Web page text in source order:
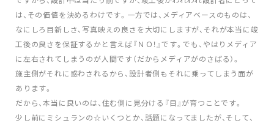
は、その価値を決めるわけです。一方では、メディアベースのものは、
なにしろ目新しさ、写真映えの良さを大切にしますが、それが本当に竣
工後の良さを保証するかと言えば『ＮＯ！』です。でも、やはりメディア
に左右されてしまうのが人間です（だからメディアがのさばる）。
施主側がそれに惑わされるから、設計者側もそれに乗ってしまう面が
あります。
だから、本当に良いのは、住む側に見分ける『目』が育つことです。
少し前にミシュランの☆いくつとか、話題になってましたが、そして、